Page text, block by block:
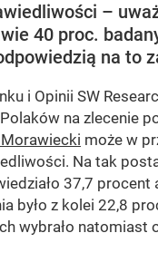
–
40 proc.
na to
i Opinii SW
na zlecenie
może w
Na tak
37,7 procent
było z kolei 22,8
wybrało natomiast